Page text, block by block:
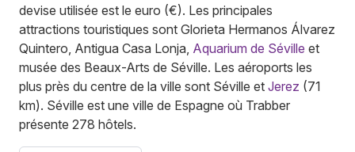
devise utilisée est le euro (€). Les principales
attractions touristiques sont Glorieta Hermanos Álvarez
Quintero, Antigua Casa Lonja, Aquarium de Séville et
musée des Beaux-Arts de Séville. Les aéroports les
plus près du centre de la ville sont Séville et Jerez (71
km). Séville est une ville de Espagne où Trabber
présente 278 hôtels.